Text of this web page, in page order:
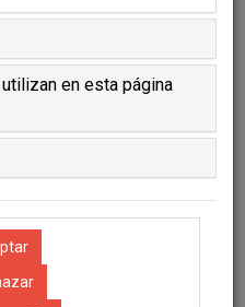
en esta página